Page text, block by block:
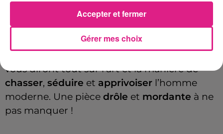
différentes de l’amour et des hommes, mais
un objectif commun :trouver la perle rare et
! Entre stratégies de drague, pièges
vous diront tout sur l’art et la manière de
chasser, séduire et apprivoiser l’homme
moderne. Une pièce drôle et mordante à ne
pas manquer !
Gérer mes choix
Accepter et fermer